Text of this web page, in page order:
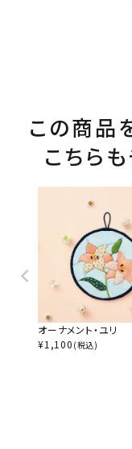
この商品
こちら
オーナメント・ユリ
¥1,100 (税込)